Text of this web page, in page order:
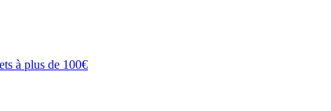
à plus de 100€